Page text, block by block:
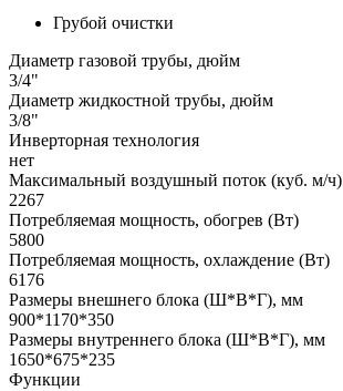
Грубой очистки
Диаметр газовой трубы, дюйм
3/4"
Диаметр жидкостной трубы, дюйм
3/8"
Инверторная технология
нет
Максимальный воздушный поток (куб. м/ч)
2267
Потребляемая мощность, обогрев (Вт)
5800
Потребляемая мощность, охлаждение (Вт)
6176
Размеры внешнего блока (Ш*В*Г), мм
900*1170*350
Размеры внутреннего блока (Ш*В*Г), мм
1650*675*235
Функции